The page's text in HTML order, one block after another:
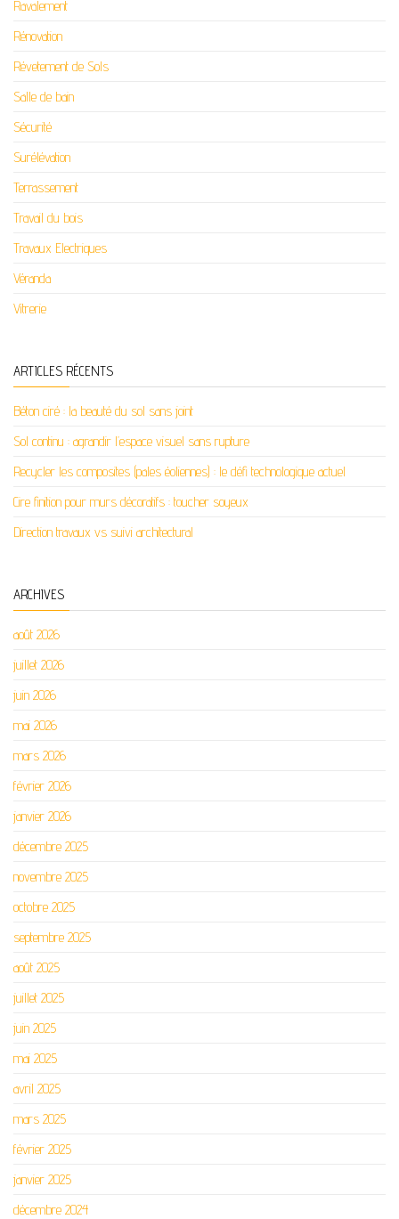
Ravalement
Rénovation
Révetement de Sols
Salle de bain
Sécurité
Surélévation
Terrassement
Travail du bois
Travaux Electriques
Véranda
Vitrerie
ARTICLES RÉCENTS
Béton ciré : la beauté du sol sans joint
Sol continu : agrandir l’espace visuel sans rupture
Recycler les composites (pales éoliennes) : le défi technologique actuel
Cire finition pour murs décoratifs : toucher soyeux
Direction travaux vs suivi architectural
ARCHIVES
août 2026
juillet 2026
juin 2026
mai 2026
mars 2026
février 2026
janvier 2026
décembre 2025
novembre 2025
octobre 2025
septembre 2025
août 2025
juillet 2025
juin 2025
mai 2025
avril 2025
mars 2025
février 2025
janvier 2025
décembre 2024